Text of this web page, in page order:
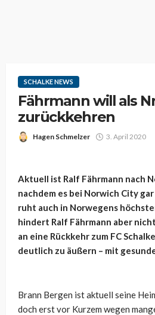
SCHALKE NEWS
Fährmann will als
zurückkehren
Hagen Schmelzer 3. April 2020
Aktuell ist Ralf Fährmann nach
nachdem es bei Norwich City
ruht auch in Norwegens
hindert Ralf Fährmann aber
an eine Rückkehr zum FC
deutlich zu äußern – mit
Brann Bergen ist aktuell seine
doch erst vor Kurzem wegen